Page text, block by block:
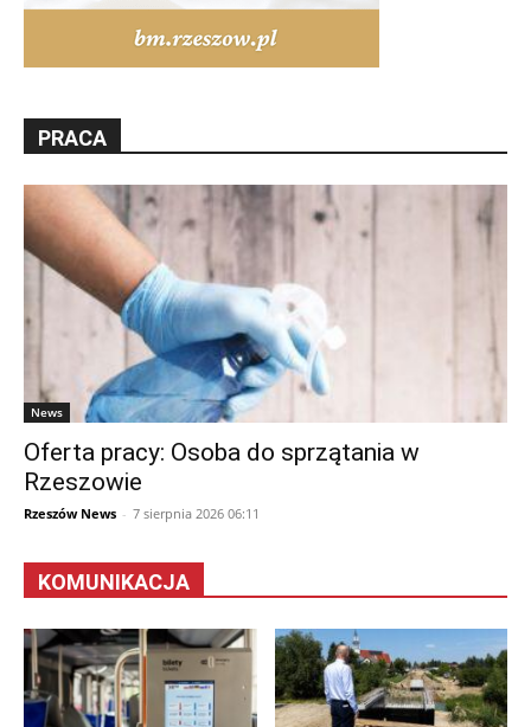
PRACA
News
Oferta pracy: Osoba do sprzątania w
Rzeszowie
Rzeszów News - 7 sierpnia 2026 06:11
KOMUNIKACJA